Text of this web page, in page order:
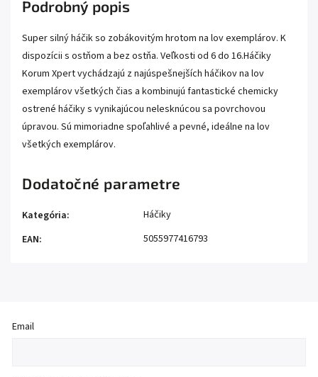
Podrobný popis
Super silný háčik so zobákovitým hrotom na lov exemplárov. K
dispozícii s ostňom a bez ostňa. Veľkosti od 6 do 16.Háčiky
Korum Xpert vychádzajú z najúspešnejších háčikov na lov
exemplárov všetkých čias a kombinujú fantastické chemicky
ostrené háčiky s vynikajúcou nelesknúcou sa povrchovou
úpravou. Sú mimoriadne spoľahlivé a pevné, ideálne na lov
všetkých exemplárov.
Dodatočné parametre
Kategória:
Háčiky
EAN: 5055977416793
Email